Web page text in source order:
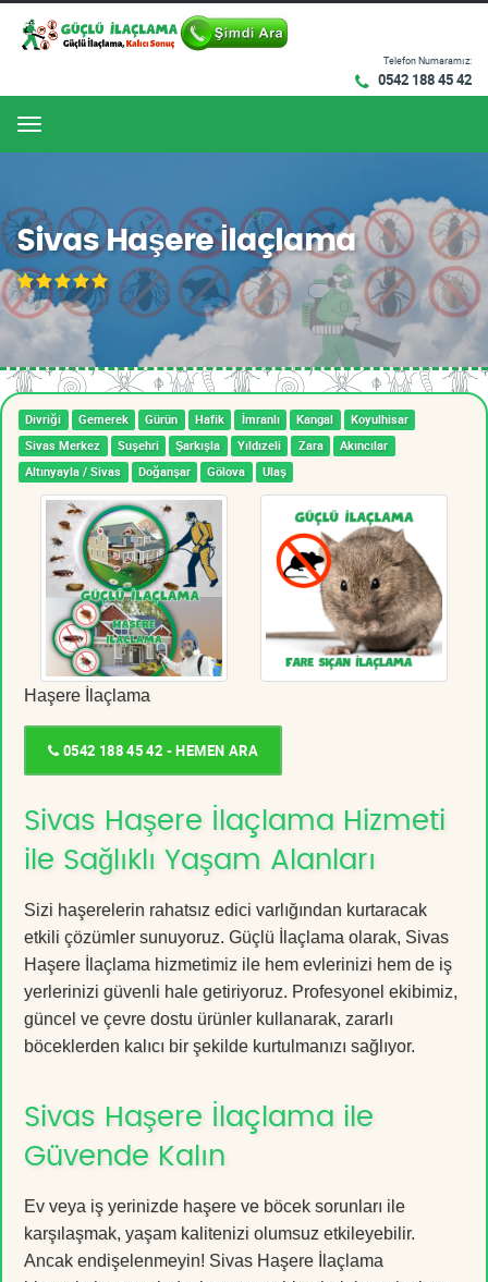
Telefon Numaramız:
0542 188 45 42
Menu
Sivas Haşere İlaçlama
Divriği Gemerek Gürün Hafik İmranlı Kangal
Koyulhisar
Sivas Merkez
Suşehri Şarkışla Yıldızeli Zara
Akıncılar
Altınyayla / Sivas
Doğanşar Gölova Ulaş
Haşere İlaçlama
0542 188 45 42 - HEMEN ARA
Sivas Haşere İlaçlama Hizmeti
ile Sağlıklı Yaşam Alanları
Sizi haşerelerin rahatsız edici varlığından kurtaracak
etkili çözümler sunuyoruz. Güçlü İlaçlama olarak, Sivas
Haşere İlaçlama hizmetimiz ile hem evlerinizi hem de iş
yerlerinizi güvenli hale getiriyoruz. Profesyonel ekibimiz,
güncel ve çevre dostu ürünler kullanarak, zararlı
böceklerden kalıcı bir şekilde kurtulmanızı sağlıyor.
Sivas Haşere İlaçlama ile
Güvende Kalın
Ev veya iş yerinizde haşere ve böcek sorunları ile
karşılaşmak, yaşam kalitenizi olumsuz etkileyebilir.
Ancak endişelenmeyin! Sivas Haşere İlaçlama